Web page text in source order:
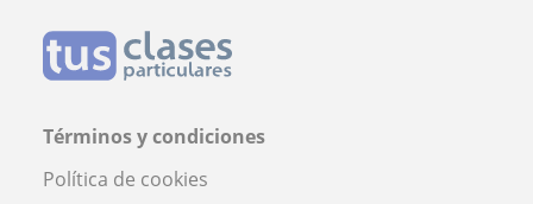
Términos y condiciones
Política de cookies